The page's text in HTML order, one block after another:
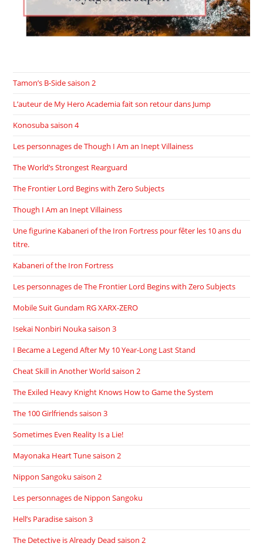
Tamon’s B-Side saison 2
L’auteur de My Hero Academia fait son retour dans Jump
Konosuba saison 4
Les personnages de Though I Am an Inept Villainess
The World’s Strongest Rearguard
The Frontier Lord Begins with Zero Subjects
Though I Am an Inept Villainess
Une figurine Kabaneri of the Iron Fortress pour fêter les 10 ans du
titre.
Kabaneri of the Iron Fortress
Les personnages de The Frontier Lord Begins with Zero Subjects
Mobile Suit Gundam RG XARX-ZERO
Isekai Nonbiri Nouka saison 3
I Became a Legend After My 10 Year-Long Last Stand
Cheat Skill in Another World saison 2
The Exiled Heavy Knight Knows How to Game the System
The 100 Girlfriends saison 3
Sometimes Even Reality Is a Lie!
Mayonaka Heart Tune saison 2
Nippon Sangoku saison 2
Les personnages de Nippon Sangoku
Hell’s Paradise saison 3
The Detective is Already Dead saison 2